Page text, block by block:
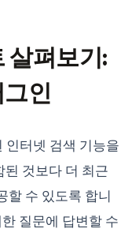
살펴보기:
인
인터넷 검색 기능을
것보다 더 최근
할 수 있도록 합니
질문에 답변할 수